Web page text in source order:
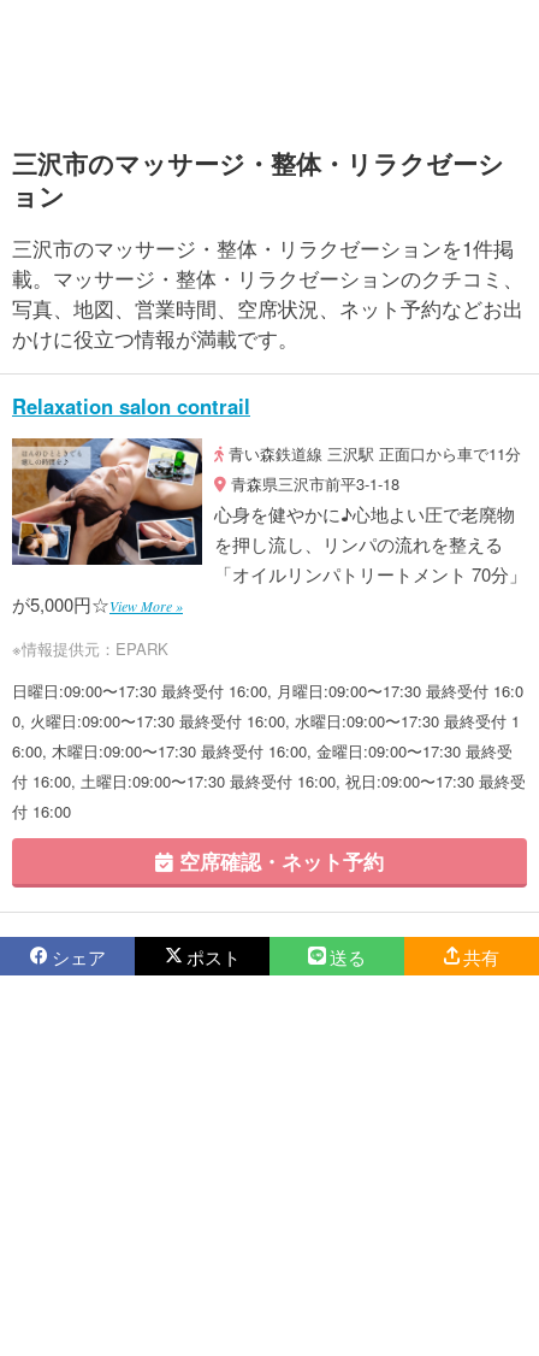
三沢市のマッサージ・整体・リラクゼーシ
ョン
三沢市のマッサージ・整体・リラクゼーションを1件掲
載。マッサージ・整体・リラクゼーションのクチコミ、
写真、地図、営業時間、空席状況、ネット予約などお出
かけに役立つ情報が満載です。
Relaxation salon contrail
青い森鉄道線 三沢駅 正面口から車で11分
青森県三沢市前平3-1-18
心身を健やかに♪心地よい圧で老廃物
を押し流し、リンパの流れを整える
「オイルリンパトリートメント 70分」
が5,000円☆View More »
※情報提供元：EPARK
日曜日:09:00〜17:30 最終受付 16:00, 月曜日:09:00〜17:30 最終受付 16:0
0, 火曜日:09:00〜17:30 最終受付 16:00, 水曜日:09:00〜17:30 最終受付 1
6:00, 木曜日:09:00〜17:30 最終受付 16:00, 金曜日:09:00〜17:30 最終受
付 16:00, 土曜日:09:00〜17:30 最終受付 16:00, 祝日:09:00〜17:30 最終受
付 16:00
空席確認・ネット予約
シェア ポスト 送る 共有